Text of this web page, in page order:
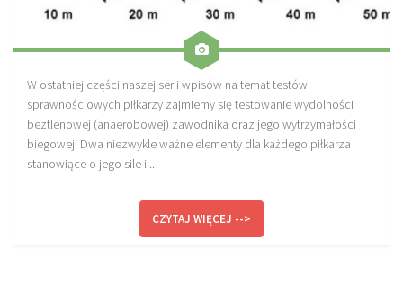
W ostatniej części naszej serii wpisów na temat testów
sprawnościowych piłkarzy zajmiemy się testowanie wydolności
beztlenowej (anaerobowej) zawodnika oraz jego wytrzymałości
biegowej. Dwa niezwykle ważne elementy dla każdego piłkarza
stanowiące o jego sile i...
CZYTAJ WIĘCEJ -->